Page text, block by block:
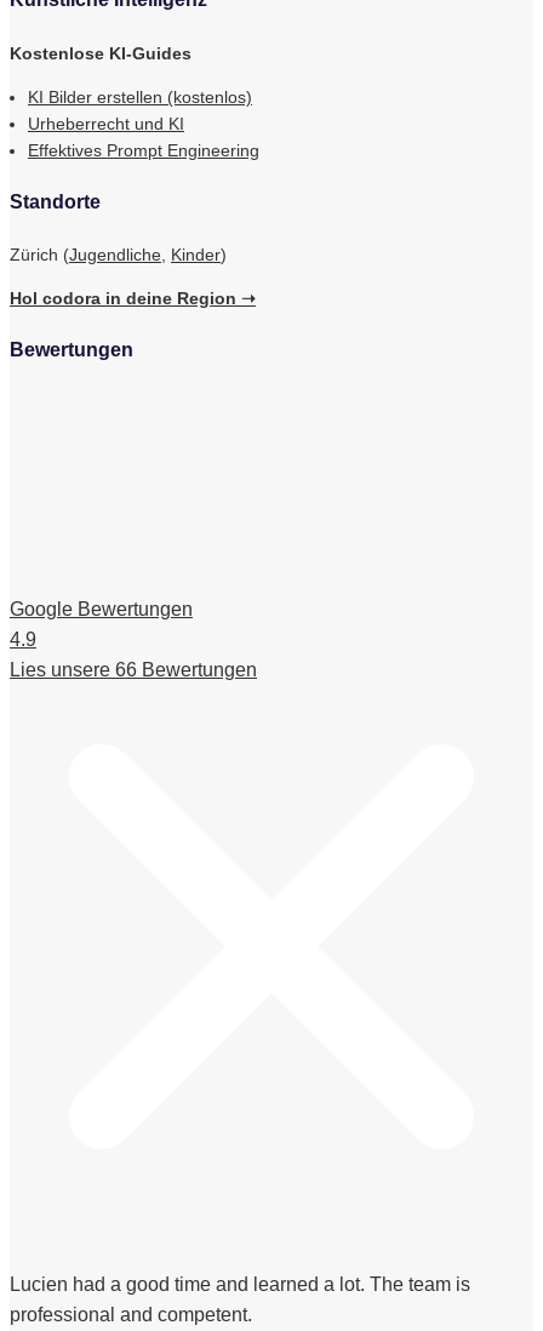
Kostenlose KI-Guides
KI Bilder erstellen (kostenlos)
Urheberrecht und KI
Effektives Prompt Engineering
Standorte
Zürich (Jugendliche, Kinder)
Hol codora in deine Region ➝
Bewertungen
Google Bewertungen
4.9
Lies unsere 66 Bewertungen
Lucien had a good time and learned a lot. The team is
professional and competent.